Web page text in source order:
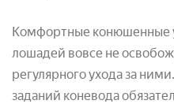
Комфортные конюшенные
лошадей вовсе не
регулярного ухода за
заданий коневода